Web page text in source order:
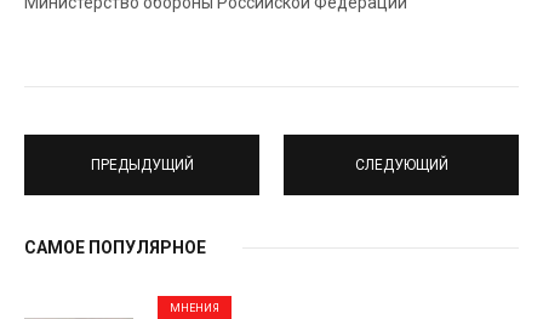
ПРЕДЫДУЩИЙ СЛЕДУЮЩИЙ
САМОЕ ПОПУЛЯРНОЕ
МНЕНИЯ